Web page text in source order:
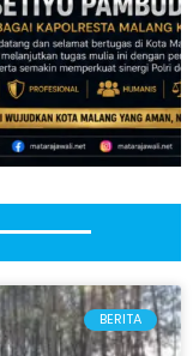
BERITA